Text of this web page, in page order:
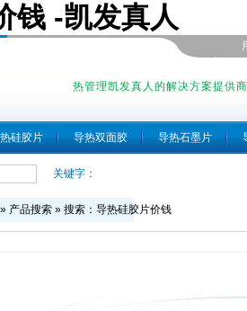
钱 -凯发真人
热管理凯发真人的解决方案提供商
硅胶片 导热双面胶 导热石墨片
关键字：
» 产品搜索 » 搜索：导热硅胶片价钱